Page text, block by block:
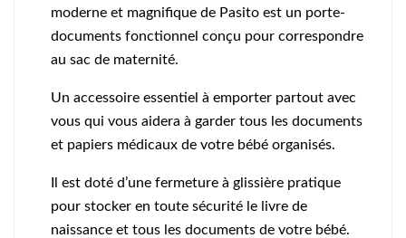
moderne et magnifique de Pasito est un porte-
documents fonctionnel conçu pour correspondre
au sac de maternité.
Un accessoire essentiel à emporter partout avec
vous qui vous aidera à garder tous les documents
et papiers médicaux de votre bébé organisés.
Il est doté d’une fermeture à glissière pratique
pour stocker en toute sécurité le livre de
naissance et tous les documents de votre bébé.